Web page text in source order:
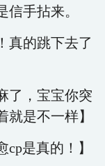
手拈来。
真的跳下去了
了，宝宝你突
是不一样】
cp是真的！】